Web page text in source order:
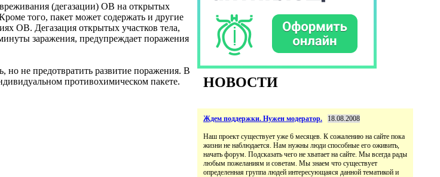
(дегазации) ОВ на открытых
того, пакет может содержать и другие
ОВ. Дегазация открытых участков тела,
заражения, предупреждает поражения
но не предотвратить развитие поражения. В
противохимическом пакете.
НОВОСТИ
Ждем поддержки. Нужен модератор. 18.08.2008
Наш проект существует уже 6 месяцев. К сожалению на сайте пока
жизни не наблюдается. Нам нужны люди способные его оживить,
начать форум. Подсказать чего не хватает на сайте. Мы всегда рады
любым пожеланиям и советам. Мы знаем что существует
определенная группа людей интересующаяся данной тематикой и